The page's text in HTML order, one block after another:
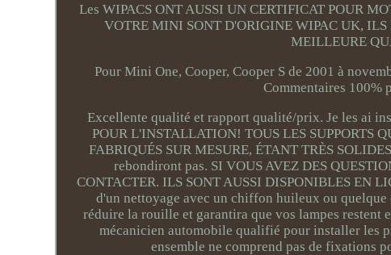
Les WIPACS ONT AUSSI UN CERTIFICAT POUR
VOTRE MINI SONT D'ORIGINE WIPAC UK, ILS
MEILLEURE
Pour Mini One, Cooper, Cooper S de 2001 à
Commentaires 100%
Excellente qualité et rapport qualité/prix. Je les ai
POUR L'INSTALLATION! TOUS LES SUPPORTS
FABRIQUÉS SUR MESURE, ÉTANT TRÈS
rebondiront pas. SI VOUS AVEZ DES
CONTACTER. ILS SONT AUSSI DISPONIBLES EN
d'un nettoyage avec un chiffon huileux ou quelque
réduire la rouille et garantira que vos lampes restent
mécanicien automobile qualifié pour installer les
ensemble ne comprend pas de fixations